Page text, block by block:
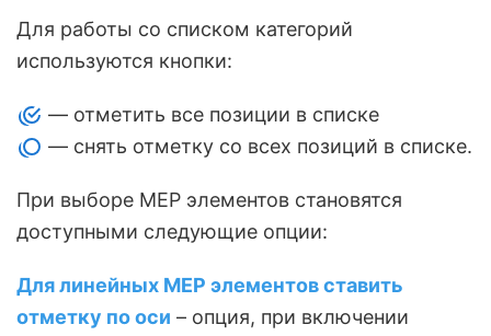
Для работы со списком категорий
используются кнопки:
— отметить все позиции в списке
— снять отметку со всех позиций в списке.
При выборе MEP элементов становятся
доступными следующие опции:
Для линейных MEP элементов ставить
отметку по оси – опция, при включении